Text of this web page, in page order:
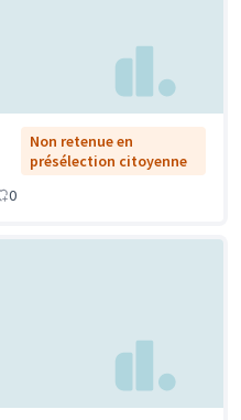
Non retenue en
présélection citoyenne
0